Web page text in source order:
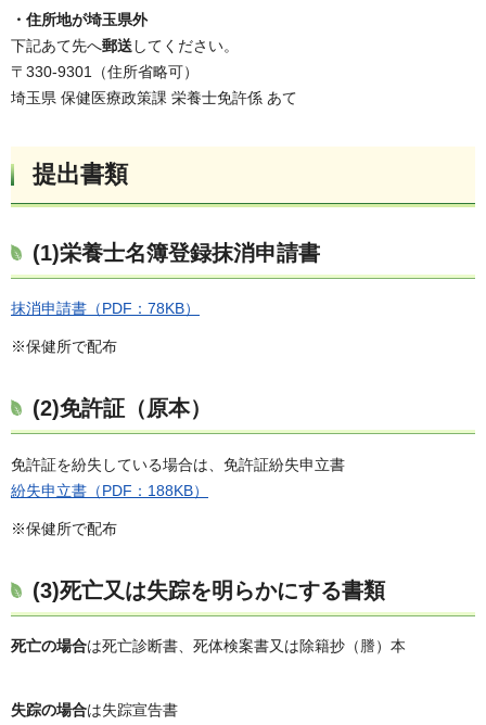
・住所地が埼玉県外
下記あて先へ郵送してください。
〒330-9301（住所省略可）
埼玉県 保健医療政策課 栄養士免許係 あて
提出書類
(1)栄養士名簿登録抹消申請書
抹消申請書（PDF：78KB）
※保健所で配布
(2)免許証（原本）
免許証を紛失している場合は、免許証紛失申立書
紛失申立書（PDF：188KB）
※保健所で配布
(3)死亡又は失踪を明らかにする書類
死亡の場合は死亡診断書、死体検案書又は除籍抄（謄）本
失踪の場合は失踪宣告書